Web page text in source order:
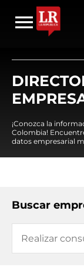
¡Conozca la
Colombia!
datos empresarial
Buscar